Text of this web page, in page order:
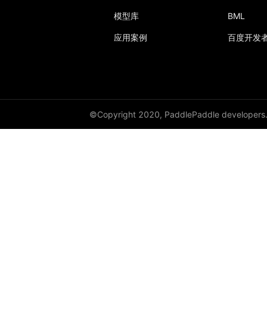
模型库
应用案例
BML
百度开发
©Copyright 2020, PaddlePaddle developers.